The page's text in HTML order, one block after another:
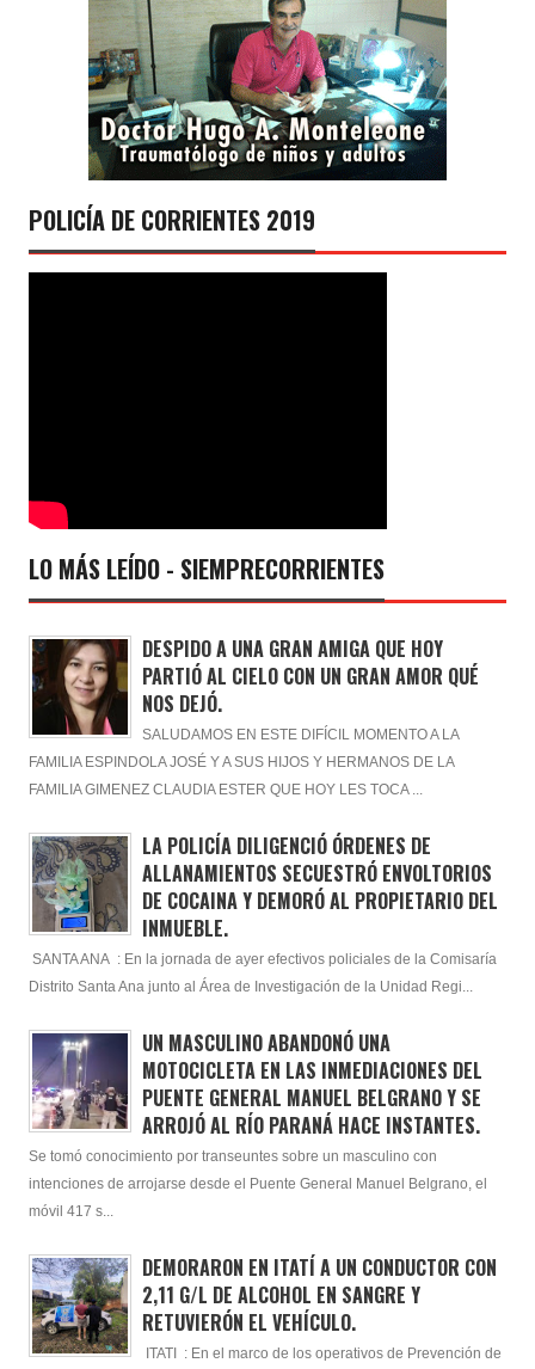
POLICÍA DE CORRIENTES 2019
LO MÁS LEÍDO - SIEMPRECORRIENTES
DESPIDO A UNA GRAN AMIGA QUE HOY
PARTIÓ AL CIELO CON UN GRAN AMOR QUÉ
NOS DEJÓ.
SALUDAMOS EN ESTE DIFÍCIL MOMENTO A LA
FAMILIA ESPINDOLA JOSÉ Y A SUS HIJOS Y HERMANOS DE LA
FAMILIA GIMENEZ CLAUDIA ESTER QUE HOY LES TOCA ...
LA POLICÍA DILIGENCIÓ ÓRDENES DE
ALLANAMIENTOS SECUESTRÓ ENVOLTORIOS
DE COCAINA Y DEMORÓ AL PROPIETARIO DEL
INMUEBLE.
SANTA ANA : En la jornada de ayer efectivos policiales de la Comisaría
Distrito Santa Ana junto al Área de Investigación de la Unidad Regi...
UN MASCULINO ABANDONÓ UNA
MOTOCICLETA EN LAS INMEDIACIONES DEL
PUENTE GENERAL MANUEL BELGRANO Y SE
ARROJÓ AL RÍO PARANÁ HACE INSTANTES.
Se tomó conocimiento por transeuntes sobre un masculino con
intenciones de arrojarse desde el Puente General Manuel Belgrano, el
móvil 417 s...
DEMORARON EN ITATÍ A UN CONDUCTOR CON
2,11 G/L DE ALCOHOL EN SANGRE Y
RETUVIERÓN EL VEHÍCULO.
ITATI : En el marco de los operativos de Prevención de